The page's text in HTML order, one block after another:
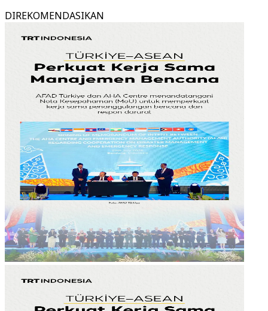
DIREKOMENDASIKAN